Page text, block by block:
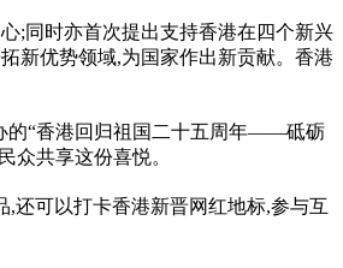
;同时亦首次提出支持香港在四个新兴
新优势领域,为国家作出新贡献。香港
“香港回归祖国二十五周年——砥砺
众共享这份喜悦。
,还可以打卡香港新晋网红地标,参与互